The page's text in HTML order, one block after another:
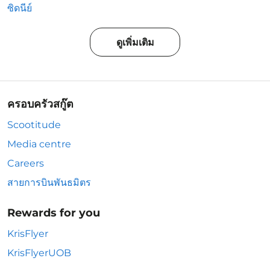
ซิดนีย์
ดูเพิ่มเติม
ครอบครัวสกู๊ต
Scootitude
Media centre
Careers
สายการบินพันธมิตร
Rewards for you
KrisFlyer
KrisFlyerUOB